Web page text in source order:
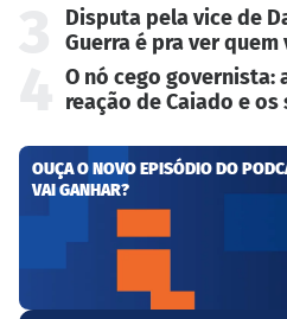
Disputa pela vice de
Guerra é pra ver
O nó cego governista:
reação de Caiado e
OUÇA O NOVO EPISÓDIO DO
VAI GANHAR?